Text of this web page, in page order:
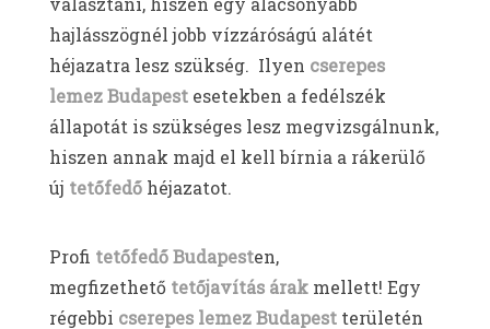
hajlásszögnél jobb vízzáróságú alátét
héjazatra lesz szükség. Ilyen cserepes
lemez Budapest esetekben a fedélszék
állapotát is szükséges lesz megvizsgálnunk,
hiszen annak majd el kell bírnia a rákerülő
új tetőfedő héjazatot.
Profi tetőfedő Budapesten,
megfizethető tetőjavítás árak mellett! Egy
régebbi cserepes lemez Budapest területén